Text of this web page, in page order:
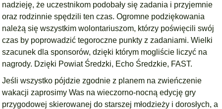
nadzieję, że uczestnikom podobały się zadania i przyjemnie
oraz rodzinnie spędzili ten czas. Ogromne podziękowania
należą się wszystkim wolontariuszom, którzy poświęcili swój
czas by poprowadzić tegoroczne punkty z zadaniami. Wielki
szacunek dla sponsorów, dzięki którym mogliście liczyć na
nagrody. Dzięki Powiat Średzki, Echo Średzkie, FAST.
Jeśli wszystko pójdzie zgodnie z planem na zwieńczenie
wakacji zaprosimy Was na wieczorno-nocną edycję gry
przygodowej skierowanej do starszej młodzieży i dorosłych, a